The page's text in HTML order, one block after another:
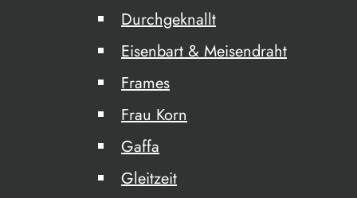
Durchgeknallt
Eisenbart & Meisendraht
Frames
Frau Korn
Gaffa
Gleitzeit